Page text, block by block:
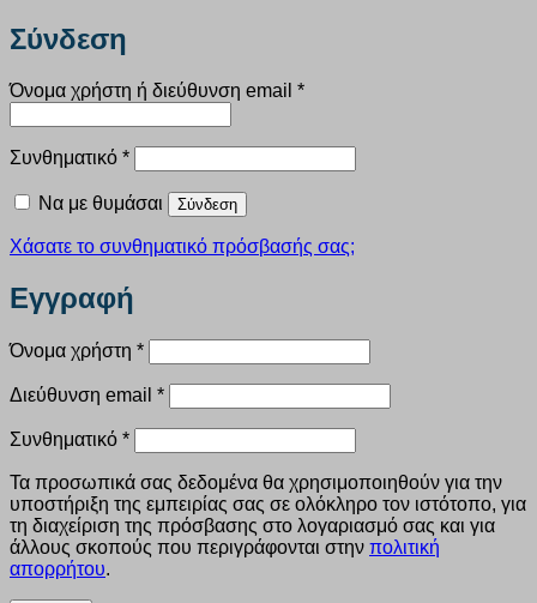
Σύνδεση
Όνομα χρήστη ή διεύθυνση email *Απαιτείται
Συνθηματικό *Απαιτείται
Να με θυμάσαι Σύνδεση
Χάσατε το συνθηματικό πρόσβασής σας;
Εγγραφή
Όνομα χρήστη *Απαιτείται
Διεύθυνση email *Απαιτείται
Συνθηματικό *Απαιτείται
Τα προσωπικά σας δεδομένα θα χρησιμοποιηθούν για την
υποστήριξη της εμπειρίας σας σε ολόκληρο τον ιστότοπο, για
τη διαχείριση της πρόσβασης στο λογαριασμό σας και για
άλλους σκοπούς που περιγράφονται στην πολιτική
απορρήτου.